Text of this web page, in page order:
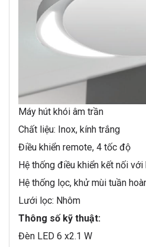
Máy hút khói âm trần
Chất liệu: Inox, kính trắng
Điều khiển remote, 4 tốc độ
Hệ thống điều khiển kết nối với
Hệ thống lọc, khử mùi tuần
Lưới lọc: Nhôm
Thông số kỹ thuật:
Đèn LED 6 x2.1 W